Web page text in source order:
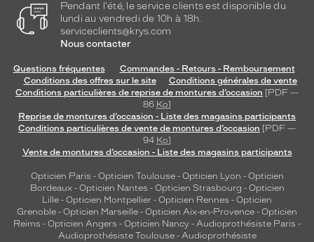
Pendant l'été, le service clients est disponible du
lundi au vendredi de 10h à 18h.
serviceclients@krys.com
Nous contacter
Questions fréquentes
Commandes - Retours - Remboursement
Conditions des offres sur le site
Conditions générales de vente
Conditions particulières de reprise de montures d’occasion [PDF —
86 Ko]
Reprise de montures d’occasion - Liste des magasins participants
Conditions particulières de vente de montures d’occasion [PDF —
94 Ko]
Vente de montures d’occasion - Liste des magasins participants
Opticien Paris - Opticien Toulouse- Opticien Lyon - Opticien
Bordeaux- Opticien Nantes - Opticien Strasbourg - Opticien
Lille - Opticien Montpellier - Opticien Rennes - Opticien
Grenoble - Opticien Marseille - Opticien Aix-en-Provence - Opticien
Reims - Opticien Angers - Opticien Nancy - Audioprothésiste Paris -
Audioprothésiste Toulouse- Audioprothésiste